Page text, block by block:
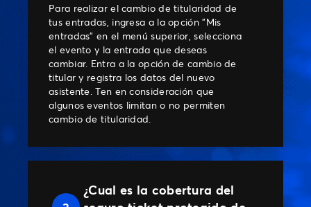
Para realizar el cambio de titularidad de
tus entradas, ingresa a la opción "Mis
entradas" en el menú superior, selecciona
el evento y la entrada que deseas
cambiar. Entra a la opción de cambio de
titular y registra los datos del nuevo
asistente. Ten en consideración que
algunos eventos limitan o no permiten
cambio de titularidad.
¿Cual es la cobertura del